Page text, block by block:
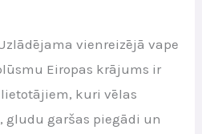
vienreizējā vape
Eiropas krājums ir
kuri vēlas
garšas piegādi un